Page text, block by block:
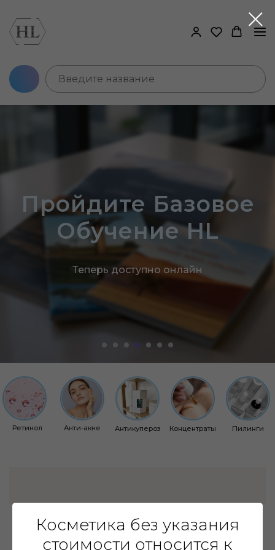
Пройдите Базовое
Обучение HL
Теперь доступно онлайн
Ретинол Анти-акне Концентраты Пилинги
Антикупероз
Косметика без указания
стоимости относится к